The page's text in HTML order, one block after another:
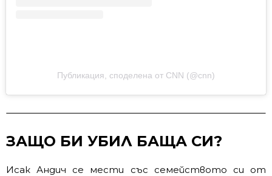
Публикация, споделена от CNN (@cnn)
ЗАЩО БИ УБИЛ БАЩА СИ?
Исак Андич се мести със семейството си от